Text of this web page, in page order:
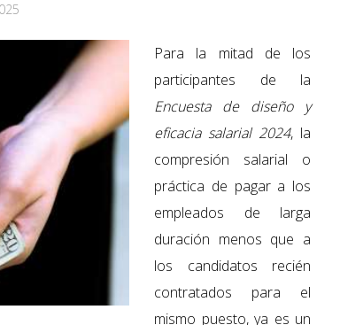
Para la mitad de los
participantes de la
Encuesta de diseño y
eficacia salarial 2024, la
compresión salarial o
práctica de pagar a los
empleados de larga
duración menos que a
los candidatos recién
contratados para el
mismo puesto, ya es un